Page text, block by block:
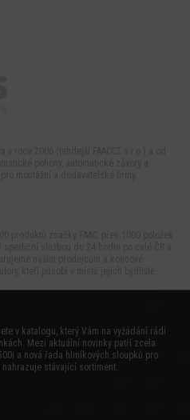
v katalogu, který Vám na vyžádání rádi
Mezi aktuální novinky patří zcela
a nová řada hliníkových sloupků pro
nahrazuje stávající sortiment.